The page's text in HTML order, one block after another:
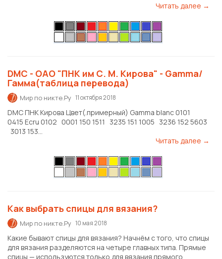
Читать далее →
DMC - ОАО "ПНК им С. М. Кирова" - Gamma/
Гамма(таблица перевода)
Мир по никте.Ру 11 октября 2018
DMC ПНК Кирова Цвет(.примерный) Gamma blanc 0101
0415 Ecru 0102 0001 150 1511 3235 151 1005 3236 152 5603
3013 153...
Читать далее →
Как выбрать спицы для вязания?
Мир по никте.Ру 10 мая 2018
Какие бывают спицы для вязания? Начнём с того, что спицы
для вязания разделяются на четыре главных типа. Прямые
спицы — используются только для вязания прямого